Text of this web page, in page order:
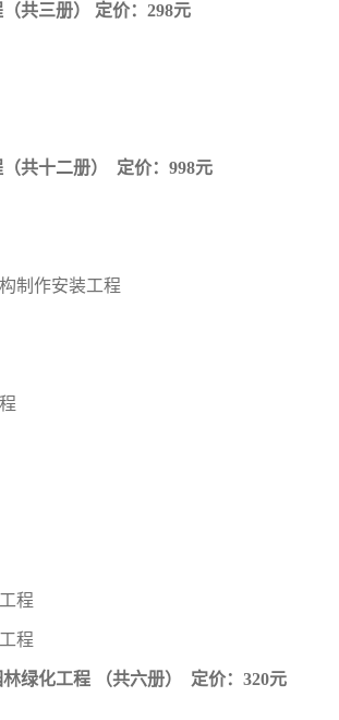
共三册） 定价：298元
共十二册） 定价：998元
制作安装工程
程
程
绿化工程 （共六册） 定价：320元